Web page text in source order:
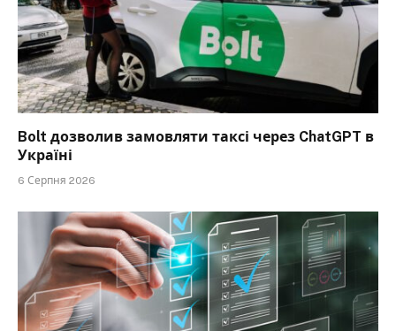
Bolt дозволив замовляти таксі через ChatGPT в
Україні
6 Серпня 2026